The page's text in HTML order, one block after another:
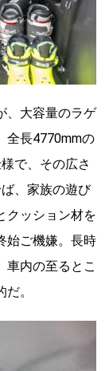
、大容量のラゲ
全長4770mmの
で、その広さ
、家族の遊び
クッション材を
始ご機嫌。長時
車内の至るとこ
。